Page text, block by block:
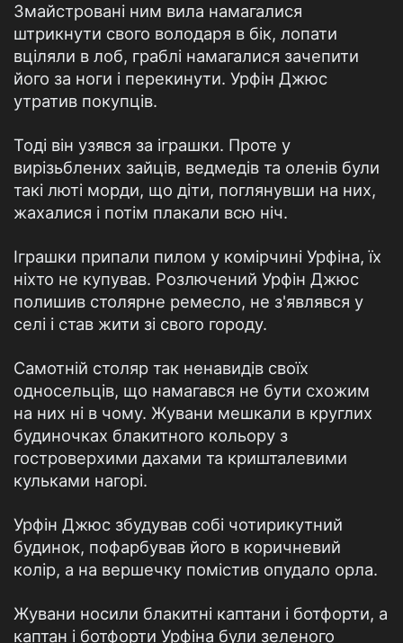
Змайстровані ним вила намагалися
штрикнути свого володаря в бік, лопати
вціляли в лоб, граблі намагалися зачепити
його за ноги і перекинути. Урфін Джюс
утратив покупців.
Тоді він узявся за іграшки. Проте у
вирізьблених зайців, ведмедів та оленів були
такі люті морди, що діти, поглянувши на них,
жахалися і потім плакали всю ніч.
Іграшки припали пилом у комірчині Урфіна, їх
ніхто не купував. Розлючений Урфін Джюс
полишив столярне ремесло, не з'являвся у
селі і став жити зі свого городу.
Самотній столяр так ненавидів своїх
односельців, що намагався не бути схожим
на них ні в чому. Жувани мешкали в круглих
будиночках блакитного кольору з
гостроверхими дахами та кришталевими
кульками нагорі.
Урфін Джюс збудував собі чотирикутний
будинок, пофарбував його в коричневий
колір, а на вершечку помістив опудало орла.
Жувани носили блакитні каптани і ботфорти, а
каптан і ботфорти Урфіна були зеленого